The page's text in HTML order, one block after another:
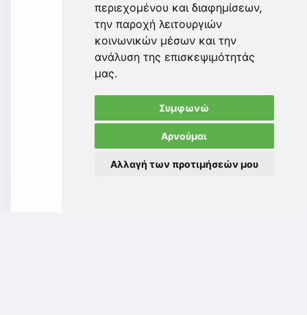
περιεχομένου και διαφημίσεων,
την παροχή λειτουργιών
κοινωνικών μέσων και την
ανάλυση της επισκεψιμότητάς
μας.
Συμφωνώ
Αρνούμαι
Αλλαγή των προτιμήσεών μου